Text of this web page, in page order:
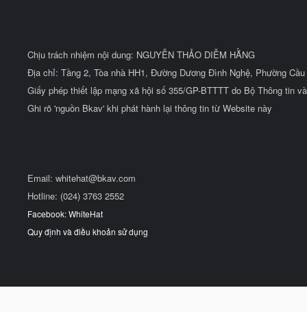
Chịu trách nhiệm nội dung: NGUYỄN THẢO DIỄM HẰNG
Địa chỉ: Tầng 2, Tòa nhà HH1, Đường Dương Đình Nghệ, Phường
Giấy phép thiết lập mạng xã hội số 355/GP-BTTTT do Bộ Thông tin
Ghi rõ 'nguồn Bkav' khi phát hành lại thông tin từ Website này
Email: whitehat@bkav.com
Hotline: (024) 3763 2552
Facebook: WhiteHat
Quy định và điều khoản sử dụng